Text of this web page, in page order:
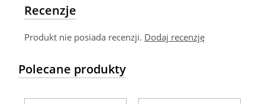
Recenzje
Produkt nie posiada recenzji. Dodaj recenzję
Polecane produkty